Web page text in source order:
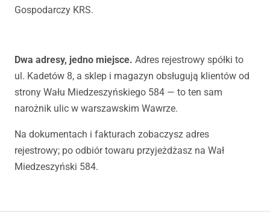
Gospodarczy KRS.
Dwa adresy, jedno miejsce. Adres rejestrowy spółki to
ul. Kadetów 8, a sklep i magazyn obsługują klientów od
strony Wału Miedzeszyńskiego 584 — to ten sam
narożnik ulic w warszawskim Wawrze.
Na dokumentach i fakturach zobaczysz adres
rejestrowy; po odbiór towaru przyjeżdżasz na Wał
Miedzeszyński 584.